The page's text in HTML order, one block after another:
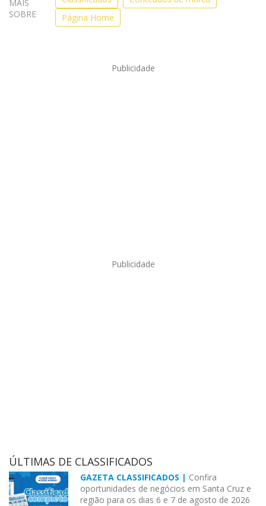
MAIS
SOBRE
Página Home
Publicidade
Publicidade
ÚLTIMAS DE CLASSIFICADOS
GAZETA CLASSIFICADOS | Confira
oportunidades de negócios em Santa Cruz e
região para os dias 6 e 7 de agosto de 2026